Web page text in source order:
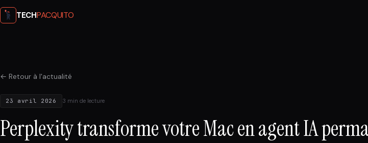
TECHPACQUITO
← Retour à l'actualité
23 avril 2026 3 min de lecture
Perplexity transforme votre Mac en agent IA